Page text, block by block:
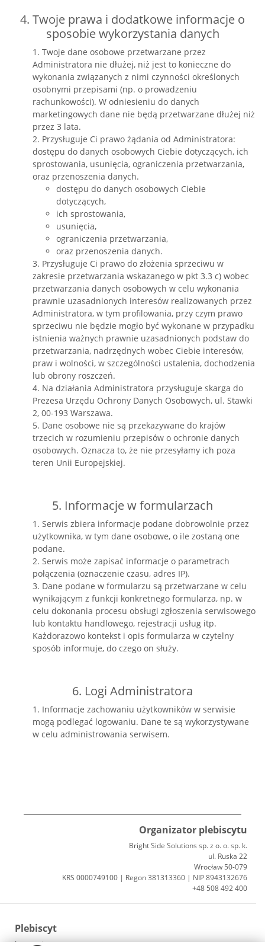
4. Twoje prawa i dodatkowe informacje o
sposobie wykorzystania danych
1. Twoje dane osobowe przetwarzane przez
Administratora nie dłużej, niż jest to konieczne do
wykonania związanych z nimi czynności określonych
osobnymi przepisami (np. o prowadzeniu
rachunkowości). W odniesieniu do danych
marketingowych dane nie będą przetwarzane dłużej niż
przez 3 lata.
2. Przysługuje Ci prawo żądania od Administratora:
dostępu do danych osobowych Ciebie dotyczących, ich
sprostowania, usunięcia, ograniczenia przetwarzania,
oraz przenoszenia danych.
dostępu do danych osobowych Ciebie
dotyczących,
ich sprostowania,
usunięcia,
ograniczenia przetwarzania,
oraz przenoszenia danych.
3. Przysługuje Ci prawo do złożenia sprzeciwu w
zakresie przetwarzania wskazanego w pkt 3.3 c) wobec
przetwarzania danych osobowych w celu wykonania
prawnie uzasadnionych interesów realizowanych przez
Administratora, w tym profilowania, przy czym prawo
sprzeciwu nie będzie mogło być wykonane w przypadku
istnienia ważnych prawnie uzasadnionych podstaw do
przetwarzania, nadrzędnych wobec Ciebie interesów,
praw i wolności, w szczególności ustalenia, dochodzenia
lub obrony roszczeń.
4. Na działania Administratora przysługuje skarga do
Prezesa Urzędu Ochrony Danych Osobowych, ul. Stawki
2, 00-193 Warszawa.
5. Dane osobowe nie są przekazywane do krajów
trzecich w rozumieniu przepisów o ochronie danych
osobowych. Oznacza to, że nie przesyłamy ich poza
teren Unii Europejskiej.
5. Informacje w formularzach
1. Serwis zbiera informacje podane dobrowolnie przez
użytkownika, w tym dane osobowe, o ile zostaną one
podane.
2. Serwis może zapisać informacje o parametrach
połączenia (oznaczenie czasu, adres IP).
3. Dane podane w formularzu są przetwarzane w celu
wynikającym z funkcji konkretnego formularza, np. w
celu dokonania procesu obsługi zgłoszenia serwisowego
lub kontaktu handlowego, rejestracji usług itp.
Każdorazowo kontekst i opis formularza w czytelny
sposób informuje, do czego on służy.
6. Logi Administratora
1. Informacje zachowaniu użytkowników w serwisie
mogą podlegać logowaniu. Dane te są wykorzystywane
w celu administrowania serwisem.
Organizator plebiscytu
Bright Side Solutions sp. z o. o. sp. k.
ul. Ruska 22
Wrocław 50-079
KRS 0000749100 | Regon 381313360 | NIP 8943132676
+48 508 492 400
Plebiscyt
Laureaci